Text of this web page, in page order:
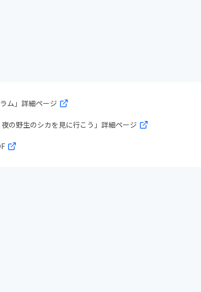
ム」詳細ページ
の野生のシカを見に行こう」詳細ページ